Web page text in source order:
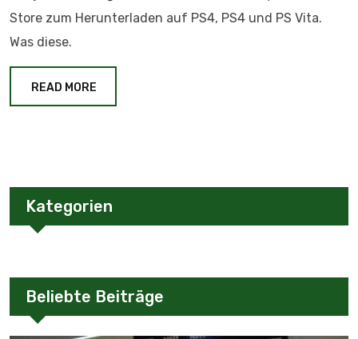
Store zum Herunterladen auf PS4, PS4 und PS Vita.
Was diese.
READ MORE
Kategorien
Beliebte Beiträge